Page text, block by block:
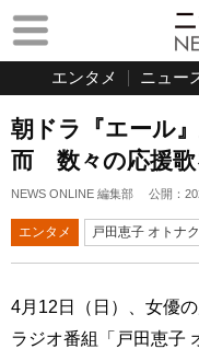
エンタメ ニュー
朝ドラ『エール
而 数々の応援歌
NEWS ONLINE 編集部 公開：
エンタメ 戸田恵子 オトナ
4月12日（日）、女優
ラジオ番組「戸田恵子